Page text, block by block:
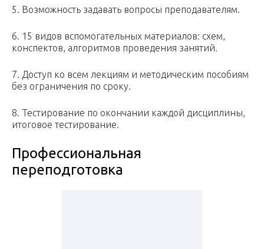
5. Возможность задавать вопросы преподавателям.
6. 15 видов вспомогательных материалов: схем,
конспектов, алгоритмов проведения занятий.
7. Доступ ко всем лекциям и методическим пособиям
без ограничения по сроку.
8. Тестирование по окончании каждой дисциплины,
итоговое тестирование.
Профессиональная
переподготовка